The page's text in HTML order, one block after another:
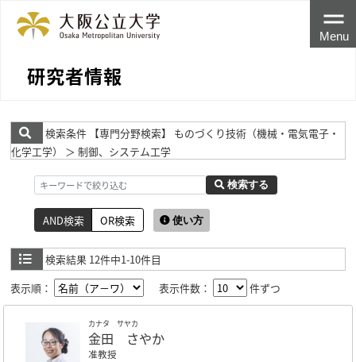
研究者情報
Menu
検索条件 【専門分野検索】 ものづくり技術（機械・電気電子・
化学工学） ＞ 制御、システム工学
検索する
AND検索 OR検索 使い方
検索結果 12件中1-10件目
表示順：
表示件数： 件ずつ
カナタ サヤカ
金田 さやか
准教授